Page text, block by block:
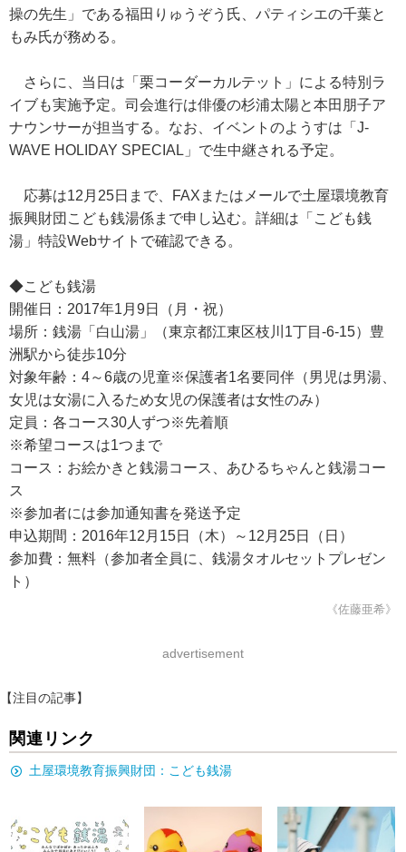
操の先生」である福田りゅうぞう氏、パティシエの千葉と
もみ氏が務める。
さらに、当日は「栗コーダーカルテット」による特別ラ
イブも実施予定。司会進行は俳優の杉浦太陽と本田朋子ア
ナウンサーが担当する。なお、イベントのようすは「J-
WAVE HOLIDAY SPECIAL」で生中継される予定。
応募は12月25日まで、FAXまたはメールで土屋環境教育
振興財団こども銭湯係まで申し込む。詳細は「こども銭
湯」特設Webサイトで確認できる。
◆こども銭湯
開催日：2017年1月9日（月・祝）
場所：銭湯「白山湯」（東京都江東区枝川1丁目-6-15）豊
洲駅から徒歩10分
対象年齢：4～6歳の児童※保護者1名要同伴（男児は男湯、
女児は女湯に入るため女児の保護者は女性のみ）
定員：各コース30人ずつ※先着順
※希望コースは1つまで
コース：お絵かきと銭湯コース、あひるちゃんと銭湯コー
ス
※参加者には参加通知書を発送予定
申込期間：2016年12月15日（木）～12月25日（日）
参加費：無料（参加者全員に、銭湯タオルセットプレゼン
ト）
《佐藤亜希》
advertisement
【注目の記事】
関連リンク
土屋環境教育振興財団：こども銭湯